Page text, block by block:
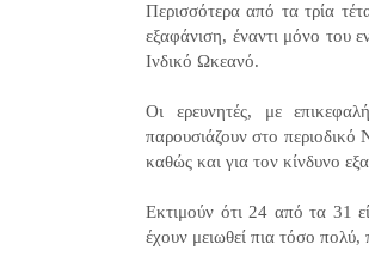
Περισσότερα από τα τρία
εξαφάνιση, έναντι μόνο του
Ινδικό Ωκεανό.
Οι ερευνητές, με
παρουσιάζουν στο
καθώς και για τον κίνδυνο
Εκτιμούν ότι 24 από τα 31
έχουν μειωθεί πια τόσο